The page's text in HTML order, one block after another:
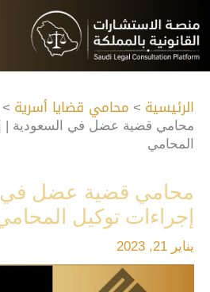
إلى
المحتوى
الرئيسية محامي قضايا أسرية
محامي قضية عضل في السعودية |
المحامي
محامي قضية عضل في
إجراءات توكيل
يناير 21, 2023